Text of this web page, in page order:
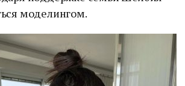
моделингом.